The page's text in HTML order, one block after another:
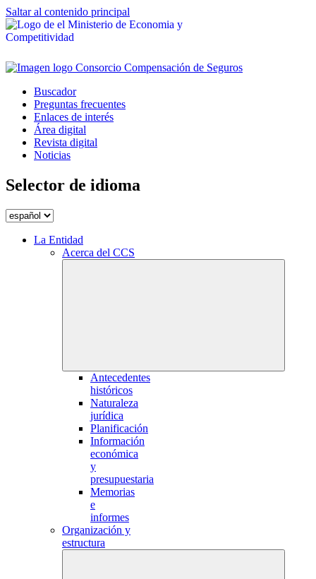
Saltar al contenido principal
Buscador
Preguntas frecuentes
Enlaces de interés
Área digital
Revista digital
Noticias
Selector de idioma
La Entidad
Acerca del CCS
Antecedentes
históricos
Naturaleza
jurídica
Planificación
Información
económica
y
presupuestaria
Memorias
e
informes
Organización y
estructura